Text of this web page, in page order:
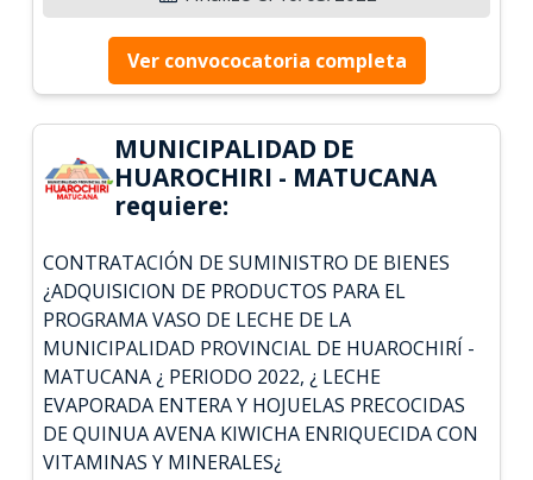
Ver convococatoria completa
MUNICIPALIDAD DE
HUAROCHIRI - MATUCANA
requiere:
CONTRATACIÓN DE SUMINISTRO DE BIENES
¿ADQUISICION DE PRODUCTOS PARA EL
PROGRAMA VASO DE LECHE DE LA
MUNICIPALIDAD PROVINCIAL DE HUAROCHIRÍ -
MATUCANA ¿ PERIODO 2022, ¿ LECHE
EVAPORADA ENTERA Y HOJUELAS PRECOCIDAS
DE QUINUA AVENA KIWICHA ENRIQUECIDA CON
VITAMINAS Y MINERALES¿